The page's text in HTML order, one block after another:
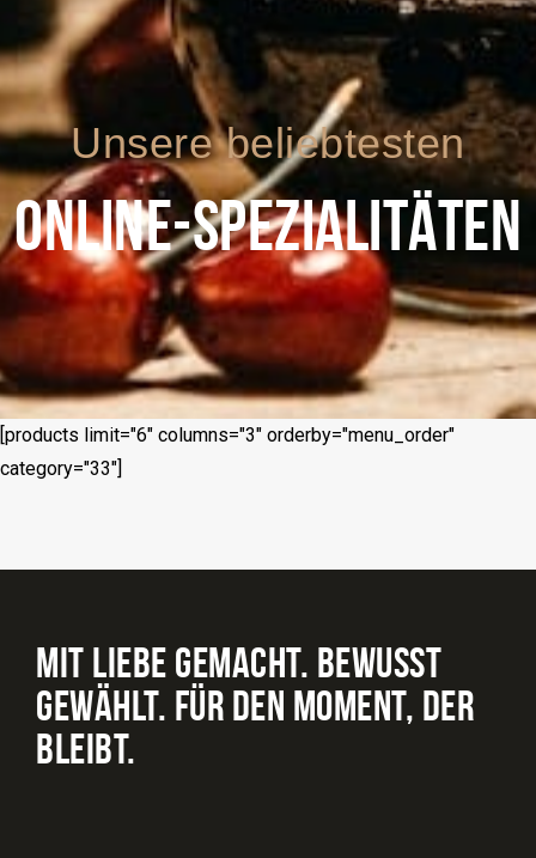
Unsere beliebtesten
ONLINE-SPEZIALITÄTEN
[products limit="6" columns="3" orderby="menu_order"
category="33"]
MIT LIEBE GEMACHT. BEWUSST
GEWÄHLT. FÜR DEN MOMENT, DER
BLEIBT.